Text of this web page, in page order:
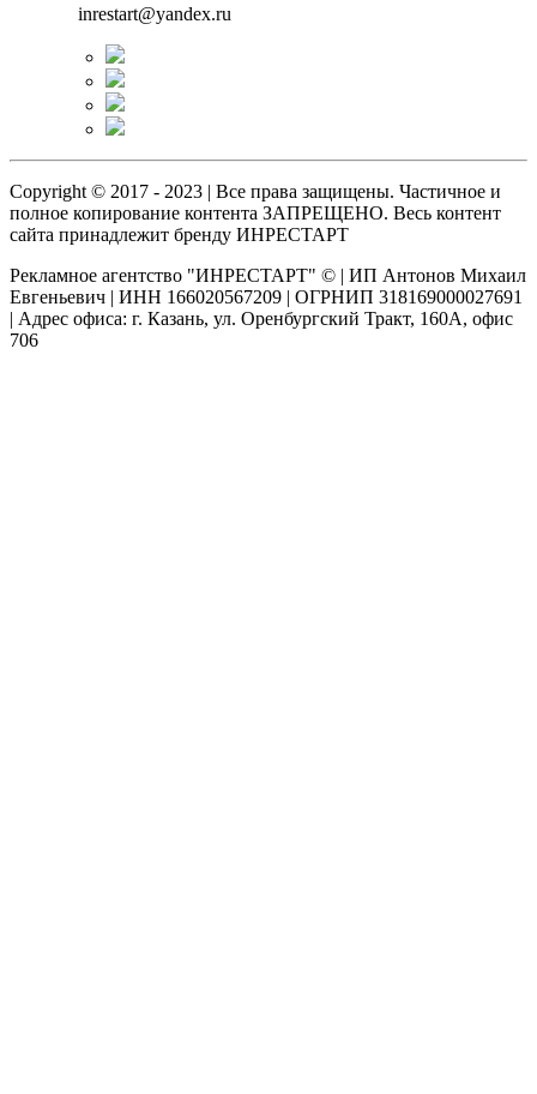
inrestart@yandex.ru
Copyright © 2017 - 2023 | Все права защищены. Частичное и
полное копирование контента ЗАПРЕЩЕНО. Весь контент
сайта принадлежит бренду ИНРЕСТАРТ
Рекламное агентство "ИНРЕСТАРТ" © | ИП Антонов Михаил
Евгеньевич | ИНН 166020567209 | ОГРНИП 318169000027691
| Адрес офиса: г. Казань, ул. Оренбургский Тракт, 160А, офис
706